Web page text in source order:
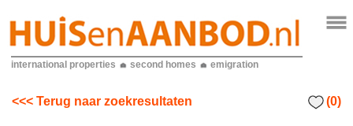
international properties second homes emigration
<<< Terug naar zoekresultaten (0)